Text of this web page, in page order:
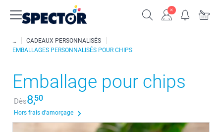
CADEAUX PERSONNALISÉS
EMBALLAGES PERSONNALISÉS POUR CHIPS
Emballage pour chips
Dès8,50
Hors frais d’amorçage